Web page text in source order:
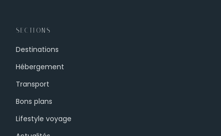
SECTIONS
Destinations
Hébergement
Transport
Bons plans
Lifestyle voyage